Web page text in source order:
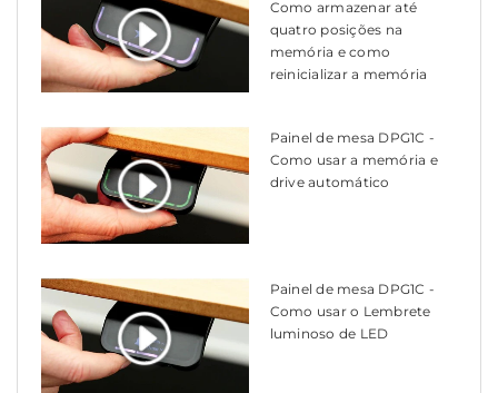
Como armazenar até
quatro posições na
memória e como
reinicializar a memória
Painel de mesa DPG1C -
Como usar a memória e
drive automático
Painel de mesa DPG1C -
Como usar o Lembrete
luminoso de LED